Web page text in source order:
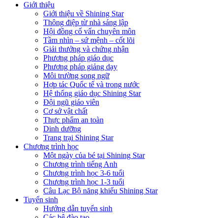
Giới thiệu
Giới thiệu về Shining Star
Thông điệp từ nhà sáng lập
Hội đồng cố vấn chuyên môn
Tầm nhìn – sứ mệnh – cốt lõi
Giải thưởng và chứng nhận
Phương pháp giáo dục
Phương pháp giảng dạy
Môi trường song ngữ
Hợp tác Quốc tế và trong nước
Hệ thống giáo dục Shining Star
Đội ngũ giáo viên
Cơ sở vật chất
Thực phẩm an toàn
Dinh dưỡng
Trang trại Shining Star
Chương trình học
Một ngày của bé tại Shining Star
Chương trình tiếng Anh
Chương trình học 3-6 tuổi
Chương trình học 1-3 tuổi
Câu Lạc Bộ năng khiếu Shining Star
Tuyển sinh
Hướng dẫn tuyển sinh